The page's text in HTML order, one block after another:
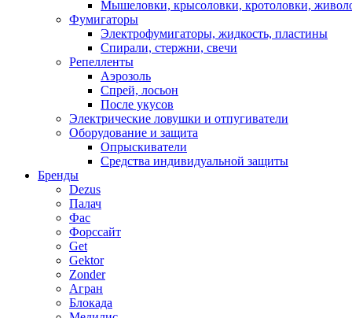
Мышеловки, крысоловки, кротоловки,
Фумигаторы
Электрофумигаторы, жидкость, пластины
Спирали, стержни, свечи
Репелленты
Аэрозоль
Спрей, лосьон
После укусов
Электрические ловушки и отпугиватели
Оборудование и защита
Опрыскиватели
Средства индивидуальной защиты
Бренды
Dezus
Палач
Фас
Форcсайт
Get
Gektor
Zonder
Агран
Блокада